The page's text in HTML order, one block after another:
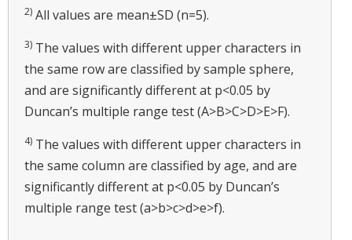
2) All values are mean±SD (n=5).
3) The values with different upper characters in
the same row are classified by sample sphere,
and are significantly different at p<0.05 by
Duncan’s multiple range test (A>B>C>D>E>F).
4) The values with different upper characters in
the same column are classified by age, and are
significantly different at p<0.05 by Duncan’s
multiple range test (a>b>c>d>e>f).